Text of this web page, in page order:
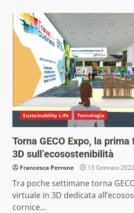
Sustainability Life Tecnologia
Torna GECO Expo, la
3D sull’ecosostenibilità
Francesca Perrone 13 Gennaio 2022
Tra poche settimane torna
virtuale in 3D dedicata
cornice...